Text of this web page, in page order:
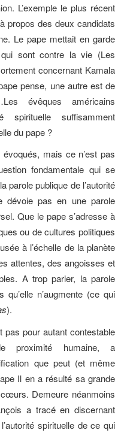
L’exemple le plus récent
propos des deux candidats
Le pape mettait en garde
sont contre la vie (Les
concernant Kamala
pense, une autre est de
évêques américains
spirituelle suffisamment
du pape ?
mais ce n’est pas
fondamentale qui se
parole publique de l’autorité
dévoie pas en une parole
Que le pape s’adresse à
ou de cultures politiques
à l’échelle de la planète
attentes, des angoisses et
A trop parler, la parole
qu’elle n’augmente (ce qui
).
pas pour autant contestable
proximité humaine, a
que peut (et même
Il en a résulté sa grande
Demeure néanmoins
a tracé en discernant
spirituelle de ce qui